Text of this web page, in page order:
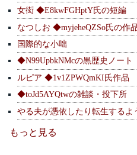
女衒 ◆E8kwFGHptY氏の短編
なつしお ◆myjeheQZSo氏の作
国際的な小咄
◆N99UpbkNMcの黒歴史ノート
ルピア ◆1v1ZPWQmKI氏作品
◆toJd5AYQtwの雑談・投下所
やる夫が憑依したり転生するよ
もっと見る